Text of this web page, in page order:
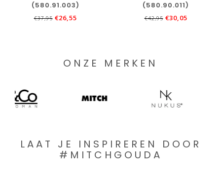
(580.91.003)
€37,95 €26,55
(580.90.011)
€42,95 €30,05
ONZE MERKEN
LAAT JE INSPIREREN DOOR
#MITCHGOUDA